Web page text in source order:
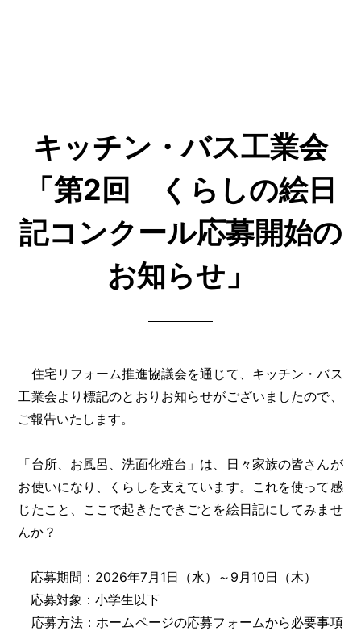
キッチン・バス工業会
「第2回 くらしの絵日
記コンクール応募開始の
お知らせ」
住宅リフォーム推進協議会を通じて、キッチン・バス
工業会より標記のとおりお知らせがございましたので、
ご報告いたします。
「台所、お風呂、洗面化粧台」は、日々家族の皆さんが
お使いになり、くらしを支えています。これを使って感
じたこと、ここで起きたできごとを絵日記にしてみませ
んか？
応募期間：2026年7月1日（水）～9月10日（木）
応募対象：小学生以下
応募方法：ホームページの応募フォームから必要事項